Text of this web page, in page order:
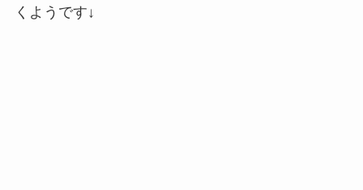
くようです↓